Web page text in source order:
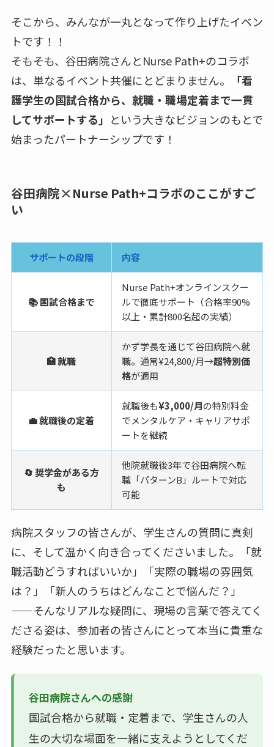
そこから、みんなが一丸となって作り上げたイベン
トです！！
そもそも、谷田病院さんとNurse Path+のコラボ
は、単なるイベント共催にとどまりません。
「看
護学生の国試合格から、就職・職場定着まで一貫
してサポートする」 という大きなビジョンのもとで
始まったパートナーシップです！
谷田病院×Nurse Path+コラボのここがすご
い
サポートの段階 内容
📚 国試合格まで
Nurse Path+オンラインスクー
ルで徹底サポート（合格率90%
以上・累計800名超の実績）
🏥 就職
かず学長を通じて谷田病院へ就
職。通常¥24,800/月→超特別価
格が適用
💼 就職後の定着
就職後も¥3,000/月の特別料金
でメンタルケア・キャリアサポ
ートを継続
🔄 奨学金がある方
も
他院就職後3年で谷田病院へ転
職「パターンB」ルートで対応
可能
病院スタッフの皆さんが、学生さんの質問に真剣
に、そして温かく向き合ってくださいました。「就
職活動どうすればいいか」「実際の職場の雰囲気
は？」「新人のうちはどんなことで悩んだ？」
——そんなリアルな疑問に、現場の言葉で答えてく
ださる姿は、参加者の皆さんにとって本当に貴重な
経験だったと思います。
谷田病院さんへの感謝
国試合格から就職・定着まで、学生さんの人
生の大切な場面を一緒に支えようとしてくだ